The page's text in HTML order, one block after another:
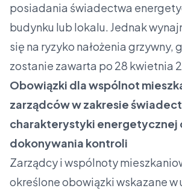
posiadania świadectwa
budynku lub lokalu. Jednak
się na ryzyko nałożenia grzywny,
zostanie zawarta po 28 kwietnia
Obowiązki dla wspólnot
zarządców w zakresie
charakterystyki energetycznej
dokonywania kontroli
Zarządcy i wspólnoty
określone obowiązki wskazane w